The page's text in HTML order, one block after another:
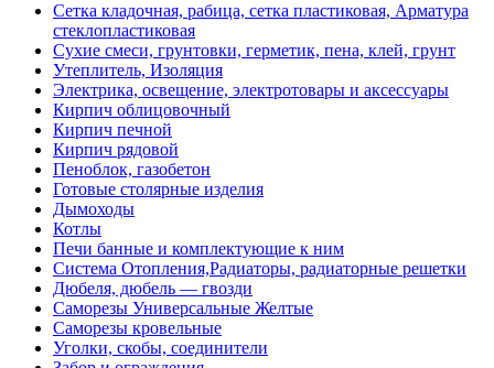
Сетка кладочная, рабица, сетка пластиковая, Арматура
стеклопластиковая
Сухие смеси, грунтовки, герметик, пена, клей, грунт
Утеплитель, Изоляция
Электрика, освещение, электротовары и аксессуары
Кирпич облицовочный
Кирпич печной
Кирпич рядовой
Пеноблок, газобетон
Готовые столярные изделия
Дымоходы
Котлы
Печи банные и комплектующие к ним
Система Отопления,Радиаторы, радиаторные решетки
Дюбеля, дюбель — гвозди
Саморезы Универсальные Желтые
Саморезы кровельные
Уголки, скобы, соединители